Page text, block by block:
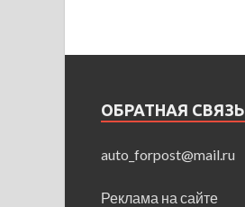
ОБРАТНАЯ СВЯЗЬ
auto_forpost@mail.ru
Реклама на сайте